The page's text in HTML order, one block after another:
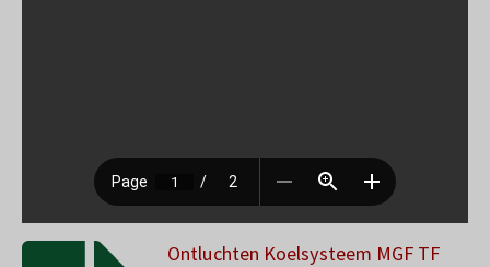
Ontluchten Koelsysteem MGF TF